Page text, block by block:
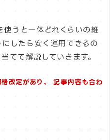
うと一体どれくらいの維
したら安く運用できるの
てて解説していきます。
定があり、 記事内容も合わ